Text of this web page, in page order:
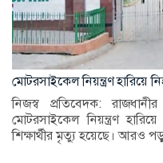
মোটরসাইকেল নিয়ন্ত্রণ হারিয়ে
নিজস্ব প্রতিবেদক:
মোটরসাইকেল নিয়ন্ত্রণ
শিক্ষার্থীর মৃত্যু হয়েছে। আরও